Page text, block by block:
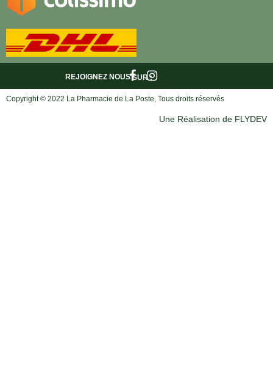
SUR :
REJOIGNEZ NOUS
Copyright © 2022 La Pharmacie de La Poste, Tous droits réservés
Une Réalisation de FLYDEV